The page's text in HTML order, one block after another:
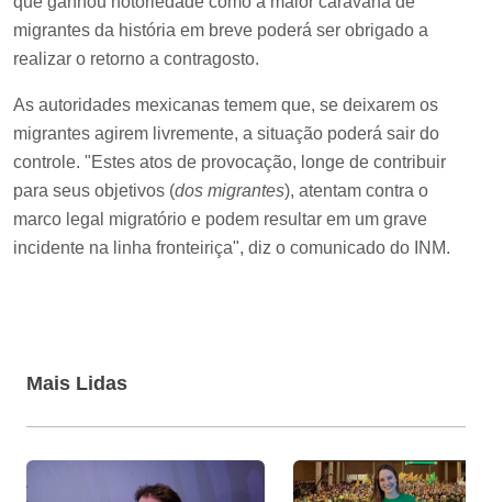
migrantes da história em breve poderá ser obrigado a
realizar o retorno a contragosto.
As autoridades mexicanas temem que, se deixarem os
migrantes agirem livremente, a situação poderá sair do
controle. "Estes atos de provocação, longe de contribuir
para seus objetivos (dos migrantes), atentam contra o
marco legal migratório e podem resultar em um grave
incidente na linha fronteiriça", diz o comunicado do INM.
Mais Lidas